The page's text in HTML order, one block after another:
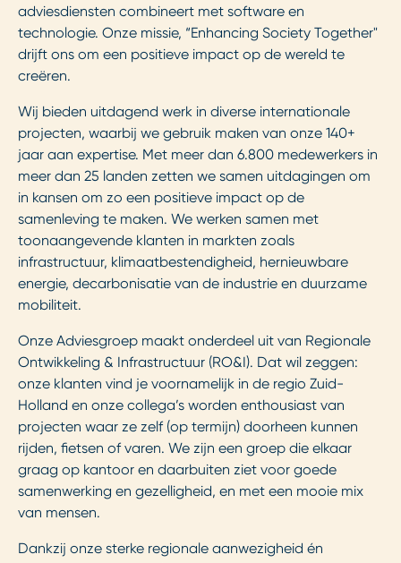
adviesdiensten combineert met software en
technologie. Onze missie, “Enhancing Society Together"
drijft ons om een positieve impact op de wereld te
creëren.
Wij bieden uitdagend werk in diverse internationale
projecten, waarbij we gebruik maken van onze 140+
jaar aan expertise. Met meer dan 6.800 medewerkers in
meer dan 25 landen zetten we samen uitdagingen om
in kansen om zo een positieve impact op de
samenleving te maken. We werken samen met
toonaangevende klanten in markten zoals
infrastructuur, klimaatbestendigheid, hernieuwbare
energie, decarbonisatie van de industrie en duurzame
mobiliteit.
Onze Adviesgroep maakt onderdeel uit van Regionale
Ontwikkeling & Infrastructuur (RO&I). Dat wil zeggen:
onze klanten vind je voornamelijk in de regio Zuid-
Holland en onze collega’s worden enthousiast van
projecten waar ze zelf (op termijn) doorheen kunnen
rijden, fietsen of varen. We zijn een groep die elkaar
graag op kantoor en daarbuiten ziet voor goede
samenwerking en gezelligheid, en met een mooie mix
van mensen.
Dankzij onze sterke regionale aanwezigheid én